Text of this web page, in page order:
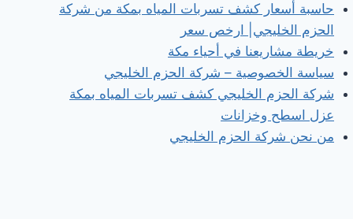
حاسبة أسعار كشف تسربات المياه بمكة من شركة
الحزم الخليجي| ارخص سعر
خريطة مشاريعنا في أحياء مكة
سياسة الخصوصية – شركة الحزم الخليجي
شركة الحزم الخليجي كشف تسربات المياه بمكة
عزل اسطح وخزانات
من نحن شركة الحزم الخليجي